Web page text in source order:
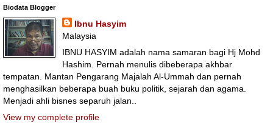
Biodata Blogger
Ibnu Hasyim
Malaysia
IBNU HASYIM adalah nama samaran bagi Hj Mohd
Hashim. Pernah menulis dibeberapa akhbar
tempatan. Mantan Pengarang Majalah Al-Ummah dan pernah
menghasilkan beberapa buah buku politik, sejarah dan agama.
Menjadi ahli bisnes separuh jalan..
View my complete profile